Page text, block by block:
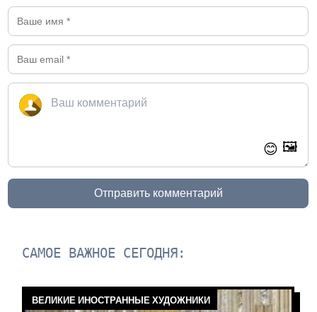
😊 🖼️
Отправить комментарий
САМОЕ ВАЖНОЕ СЕГОДНЯ:
ВЕЛИКИЕ ИНОСТРАННЫЕ ХУДОЖНИКИ